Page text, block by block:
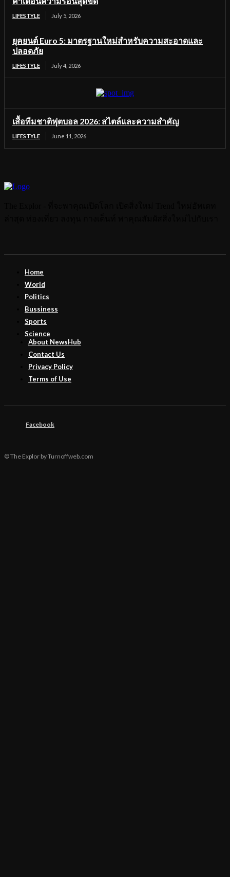
LIFESTYLE July 5, 2026
ยุคยนต์ Euro 5: มาตรฐานใหม่สำหรับความสะอาดและ
ปลอดภัย
LIFESTYLE July 4, 2026
เสื้อทีมชาติฟุตบอล 2026: สไตล์และความสำคัญ
LIFESTYLE June 11, 2026
Home
World
Politics
Bussiness
Sports
Science
About NewsHub
Contact Us
Privacy Policy
Terms of Use
Facebook
© The Explor by Turnoffweb.com